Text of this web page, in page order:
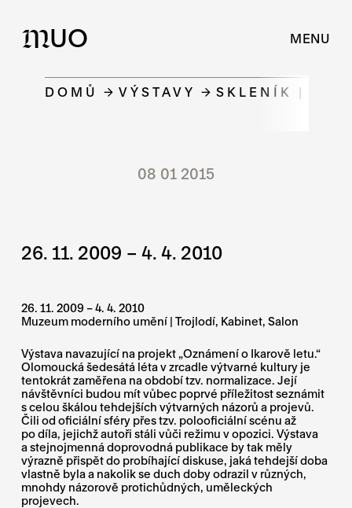
MUO MENU
DOMŮ VÝSTAVY SKLENÍK |
08 01 2015
26. 11. 2009 – 4. 4. 2010
26. 11. 2009 – 4. 4. 2010
Muzeum moderního umění | Trojlodí, Kabinet, Salon
Výstava navazující na projekt „Oznámení o Ikarově letu.“
Olomoucká šedesátá léta v zrcadle výtvarné kultury je
tentokrát zaměřena na období tzv. normalizace. Její
návštěvníci budou mít vůbec poprvé příležitost seznámit
s celou škálou tehdejších výtvarných názorů a projevů.
Čili od oficiální sféry přes tzv. polooficiální scénu až
po díla, jejichž autoři stáli vůči režimu v opozici. Výstava
a stejnojmenná doprovodná publikace by tak měly
výrazně přispět do probíhající diskuse, jaká tehdejší doba
vlastně byla a nakolik se duch doby odrazil v různých,
mnohdy názorově protichůdných, uměleckých
projevech.